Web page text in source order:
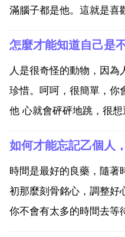
滿腦子都是他。這就是喜
怎麼才能知道自己是
人是很奇怪的動物，因
珍惜。呵呵，很簡單，你
他 心就會砰砰地跳，很
或是和你談話的時候你就
聽的想著她 他 還會很期
如何才能忘記乙個人
時間是最好的良藥，隨著
初那麼刻骨銘心，調整好
你不會有太多的時間去等